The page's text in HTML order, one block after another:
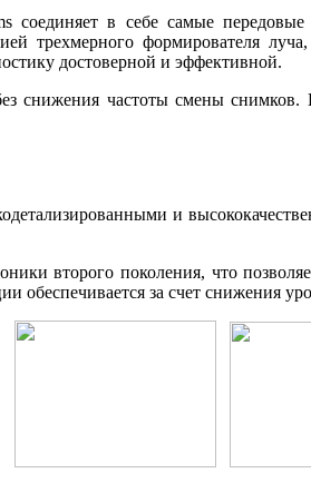
соединяет в себе самые
трехмерного формирователя
достоверной и эффективной.
снижения частоты смены
и
второго поколения, что
обеспечивается за счет снижения